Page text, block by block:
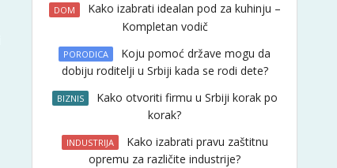
DOM
Kako izabrati idealan pod za kuhinju –
Kompletan vodič
PORODICA
Koju pomoć države mogu da
dobiju roditelji u Srbiji kada se rodi dete?
BIZNIS
Kako otvoriti firmu u Srbiji korak po
korak?
INDUSTRIJA
Kako izabrati pravu zaštitnu
opremu za različite industrije?